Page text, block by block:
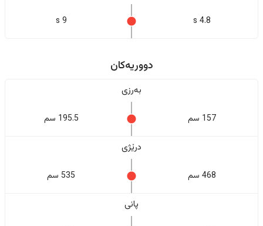
4.8 s
9 s
دووریەکان
بەرزی
157 سم 195.5 سم
درێژی
468 سم 535 سم
پانی